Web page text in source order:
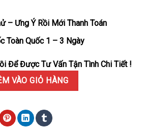
– Ưng Ý Rồi Mới Thanh Toán
Toàn Quốc 1 – 3 Ngày
Để Được Tư Vấn Tận Tình Chi Tiết !
278383RBR Demi Vàng Mặt Xanh Ô Liu
VÀO GIỎ HÀNG